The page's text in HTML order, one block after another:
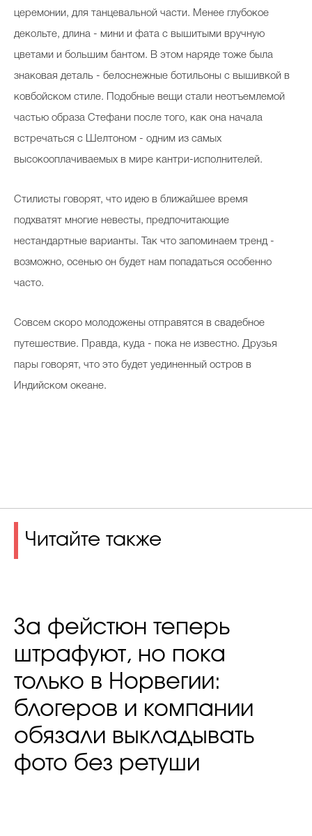
церемонии, для танцевальной части. Менее глубокое
декольте, длина - мини и фата с вышитыми вручную
цветами и большим бантом. В этом наряде тоже была
знаковая деталь - белоснежные ботильоны с вышивкой в
ковбойском стиле. Подобные вещи стали неотъемлемой
частью образа Стефани после того, как она начала
встречаться с Шелтоном - одним из самых
высокооплачиваемых в мире кантри-исполнителей.
Стилисты говорят, что идею в ближайшее время
подхватят многие невесты, предпочитающие
нестандартные варианты. Так что запоминаем тренд -
возможно, осенью он будет нам попадаться особенно
часто.
Совсем скоро молодожены отправятся в свадебное
путешествие. Правда, куда - пока не известно. Друзья
пары говорят, что это будет уединенный остров в
Индийском океане.
Читайте также
За фейстюн теперь
штрафуют, но пока
только в Норвегии:
блогеров и компании
обязали выкладывать
фото без ретуши